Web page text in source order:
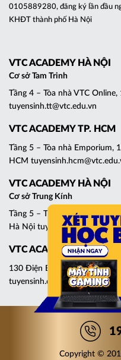
0105889280, đăng ký lần đầu
KHĐT thành phố Hà Nội
VTC ACADEMY HÀ NỘI
Cơ sở Tam Trinh
Tầng 4 – Tòa nhà VTC
tuyensinh.tt@vtc.edu.vn
VTC ACADEMY TP. HCM
Tầng 5 – Tòa nhà Emporium,
HCM
VTC ACADEMY HÀ NỘI
Cơ sở Trung Kính
Tầng 5 – Tháp C, Tòa nhà
Hà Nội
VTC ACADEMY ĐÀ NẴNG
130 Điện Biên Phủ, P. Thanh
tuyensinh.dn@vtc.edu.vn
Copyright ©